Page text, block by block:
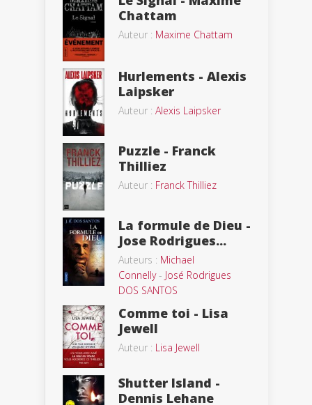
Chattam
Auteur : Maxime Chattam
Hurlements - Alexis
Laipsker
Auteur : Alexis Laipsker
Puzzle - Franck
Thilliez
Auteur : Franck Thilliez
La formule de Dieu -
Jose Rodrigues...
Auteurs : Michael
Connelly- José Rodrigues
DOS SANTOS
Comme toi - Lisa
Jewell
Auteur : Lisa Jewell
Shutter Island -
Dennis Lehane